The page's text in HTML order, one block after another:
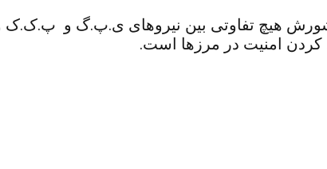
هیچ تفاوتی بین نیروهای ی.پ.گ و پ.ک.ک
امنیت در مرزها است.